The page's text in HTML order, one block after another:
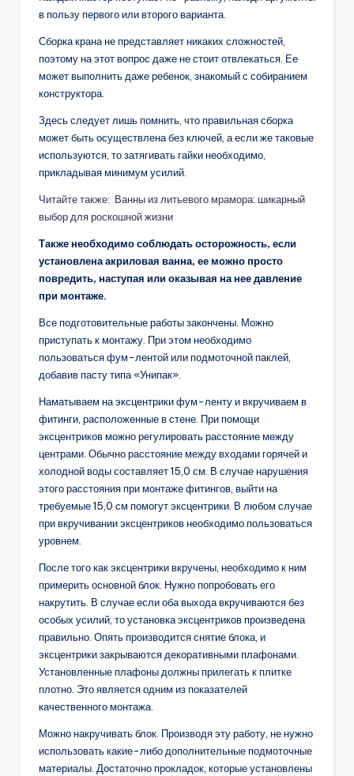
в пользу первого или второго варианта.
Сборка крана не представляет никаких сложностей,
поэтому на этот вопрос даже не стоит отвлекаться. Ее
может выполнить даже ребенок, знакомый с собиранием
конструктора.
Здесь следует лишь помнить, что правильная сборка
может быть осуществлена без ключей, а если же таковые
используются, то затягивать гайки необходимо,
прикладывая минимум усилий.
Читайте также: Ванны из литьевого мрамора: шикарный
выбор для роскошной жизни
Также необходимо соблюдать осторожность, если
установлена акриловая ванна, ее можно просто
повредить, наступая или оказывая на нее давление
при монтаже.
Все подготовительные работы закончены. Можно
приступать к монтажу. При этом необходимо
пользоваться фум-лентой или подмоточной паклей,
добавив пасту типа «Унипак».
Наматываем на эксцентрики фум-ленту и вкручиваем в
фитинги, расположенные в стене. При помощи
эксцентриков можно регулировать расстояние между
центрами. Обычно расстояние между входами горячей и
холодной воды составляет 15,0 см. В случае нарушения
этого расстояния при монтаже фитингов, выйти на
требуемые 15,0 см помогут эксцентрики. В любом случае
при вкручивании эксцентриков необходимо пользоваться
уровнем.
После того как эксцентрики вкручены, необходимо к ним
примерить основной блок. Нужно попробовать его
накрутить. В случае если оба выхода вкручиваются без
особых усилий, то установка эксцентриков произведена
правильно. Опять производится снятие блока, и
эксцентрики закрываются декоративными плафонами.
Установленные плафоны должны прилегать к плитке
плотно. Это является одним из показателей
качественного монтажа.
Можно накручивать блок. Производя эту работу, не нужно
использовать какие-либо дополнительные подмоточные
материалы. Достаточно прокладок, которые установлены